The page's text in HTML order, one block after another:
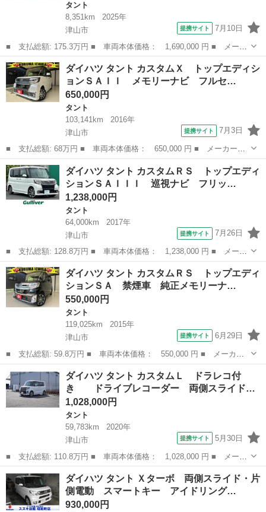
タント
8,351km
2025年
津山市
提携サイト 7月10日
■ 支払総額: 175.3万円 ■ 車両本体価格： 1,690,000 円 ■ メーカ
ー名： ダイハツ ■ 車種名： タント ■ グレード名： カスタム
Ｘ フルセグ 衝突被害軽減システム ＥＴＣ 両側電動スライド
ＬＥＤヘ...
岡山 津山市 タント
ダイハツ タント カスタムＸ トップエディシ
ョンＳＡＩＩ メモリーナビ フルセ…
650,000円
タント
103,141km
2016年
津山市
提携サイト 7月3日
■ 支払総額: 68万円 ■ 車両本体価格： 650,000 円 ■ メーカー
名： ダイハツ ■ 車種名： タント ■ グレード名： カスタム
Ｘ トップエディションＳＡＩＩ メモリーナビ フルセグＴＶ Ｂ
ｌｕｅｔｏｏｔｈオ...
岡山 津山市 タント
ダイハツ タント カスタムＲＳ トップエディ
ションＳＡＩＩＩ 巡視ナビ フリッ…
1,238,000円
タント
64,000km
2017年
津山市
提携サイト 7月26日
■ 支払総額: 128.8万円 ■ 車両本体価格： 1,238,000 円 ■ メーカ
ー名： ダイハツ ■ 車種名： タント ■ グレード名： カスタム
ＲＳ トップエディションＳＡＩＩＩ 巡視ナビ フリップダウンモ
ニター ...
岡山 津山市 タント
ダイハツ タント カスタムＲＳ トップエディ
ションＳＡ 禁煙車 純正メモリーナ…
550,000円
タント
119,025km
2015年
津山市
提携サイト 6月29日
■ 支払総額: 59.8万円 ■ 車両本体価格： 550,000 円 ■ メーカー
名： ダイハツ ■ 車種名： タント ■ グレード名： カスタムＲ
Ｓ トップエディションＳＡ 禁煙車 純正メモリーナビ フルセグ
ＴＶ Ｂｌｕ...
岡山 津山市 タント
ダイハツ タント カスタムＬ ドラレコ付
き ドライブレコーダー 両側スライド…
1,028,000円
タント
59,783km
2020年
津山市
提携サイト 5月30日
■ 支払総額: 110.8万円 ■ 車両本体価格： 1,028,000 円 ■ メーカ
ー名： ダイハツ ■ 車種名： タント ■ グレード名： カスタム
Ｌ ドラレコ付き ドライブレコーダー 両側スライドドア ＥＴ
Ｃ ＬＥ...
岡山 津山市 タント
ダイハツ タント Ｘターボ 両側スライド・片
側電動 スマートキー アイドリング…
930,000円